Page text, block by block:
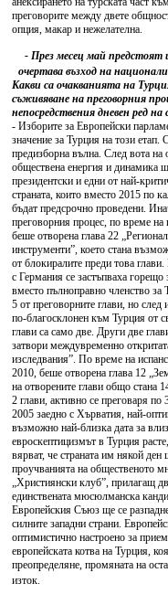
преговорите между двете
опция, макар и нежелателна.
- През месец май предстоят
очертава възход на
Какви са очакванията на
съживяване на преговорния
непосредствения дневен ред
- Изборите за Европейски
значение за Турция на този етап.
предизборна вълна. След вота на
обществена енергия и динамика
президентски и едни от най-
страната, които вместо 2015 по
бъдат предсрочно проведени.
преговорния процес, по време на
беше отворена глава 22
инструменти”, което стана
от блокиралите преди това
с Германия се застъпваха горещо
вместо пълноправно членство
5 от преговорните глави, но
по-благосклонен към Турция от
глави са само две. Други две
затвори междувременно
изследвания”. По време на
2010, беше отворена глава 12
на отворените глави общо стана
2 глави, активно се преговаря
2005 заедно с Хърватия, най-
възможно най-близка дата за
евроскептицизмът в Турция
вярват, че страната им някой ден
проучванията на общественото
„Християнски клуб”, прилагащ
единствената мюсюлманска
Европейския Съюз ще се
силните западни страни.
оптимистично настроено за
европейската котва на Турция,
преопределяне, промяната на
изток.